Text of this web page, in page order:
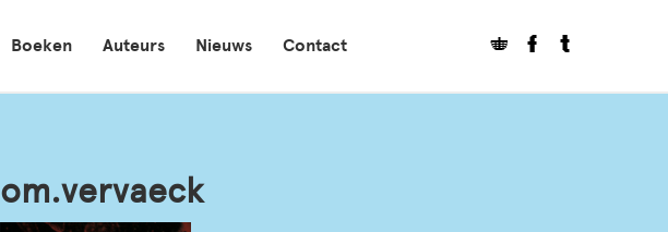
Boeken Auteurs Nieuws Contact
om.vervaeck